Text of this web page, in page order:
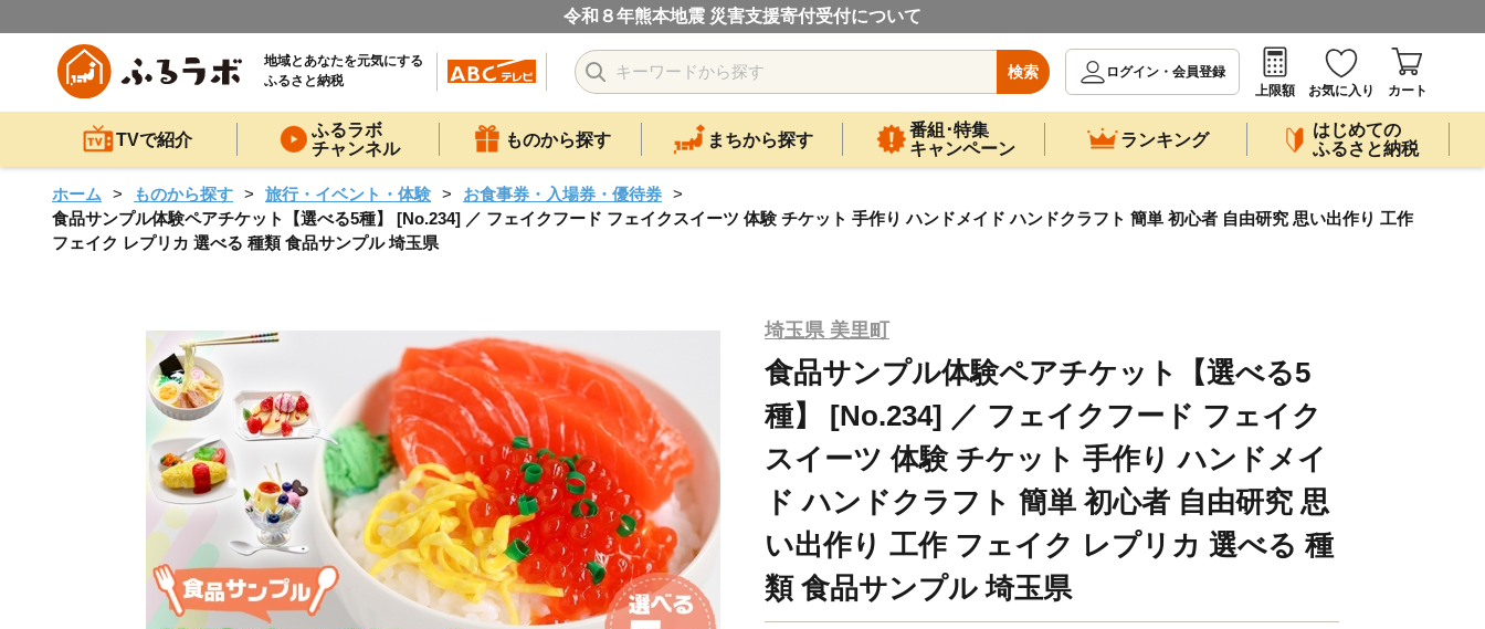
令和８年熊本地震 災害支援寄付受付について
地域とあなたを元気にする
ふるさと納税
検索
ログイン・会員登録
上限額
お気に入り カート
TVで紹介
ふるラボ
チャンネル
ものから探す まちから探す
番組･特集
キャンペーン
ランキング
はじめての
ふるさと納税
ホーム ものから探す 旅行・イベント・体験
お食事券・入場券・優待券
食品サンプル体験ペアチケット【選べる5種】 [No.234] ／ フェイクフード フェイクスイーツ 体験 チケット 手作り ハンドメイド ハンドクラフト 簡単 初心者 自由研究 思い出作り 工作
フェイク レプリカ 選べる 種類 食品サンプル 埼玉県
埼玉県 美里町
食品サンプル体験ペアチケット【選べる5
種】 [No.234] ／ フェイクフード フェイク
スイーツ 体験 チケット 手作り ハンドメイ
ド ハンドクラフト 簡単 初心者 自由研究 思
い出作り 工作 フェイク レプリカ 選べる 種
類 食品サンプル 埼玉県